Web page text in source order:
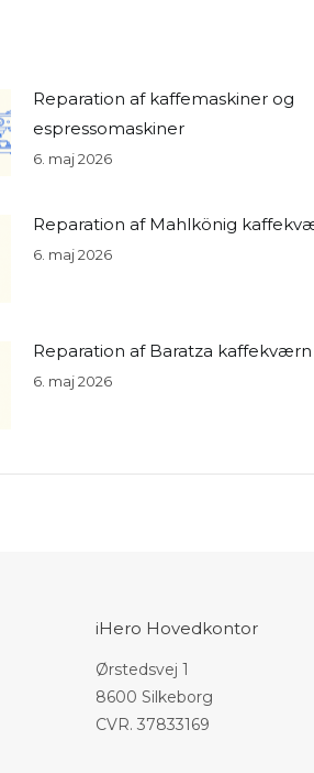
Reparation af kaffemaskiner og
espressomaskiner
6. maj 2026
Reparation af Mahlkönig
6. maj 2026
Reparation af Baratza kaffekværn
6. maj 2026
iHero Hovedkontor
Ørstedsvej 1
8600 Silkeborg
CVR. 37833169